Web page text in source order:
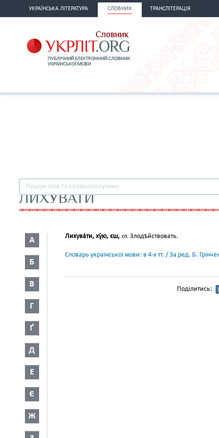
УКРАЇНСЬКА ЛІТЕРАТУРА СЛОВНИК ТРАНСЛІТЕРАЦІЯ
ЛИХУВАТИ
А
Б
В
Г
Ґ
Д
Е
Є
Ж
Лихува́ти, ху́ю, єш, гл. Злодѣйствовать.
Словарь української мови: в 4-х тт. / За ред. Б.
Поділитись: